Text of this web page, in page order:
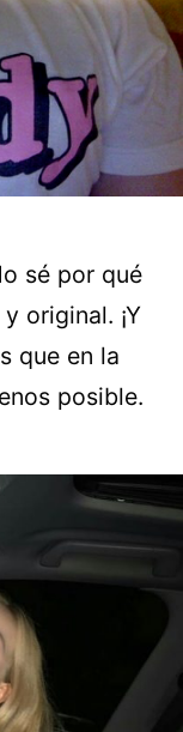
sé por qué
original. ¡Y
que en la
posible.